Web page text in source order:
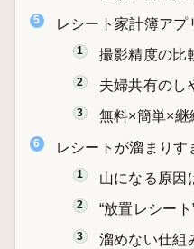
レシート家計簿アプ
撮影精度の比
夫婦共有のし
無料×簡単×継
レシートが溜まり
山になる原因
“放置レシー
溜めない仕組